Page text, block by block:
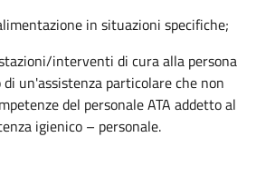
in situazioni specifiche;
interventi di cura alla persona
un'assistenza particolare che non
del personale ATA addetto al
igienico – personale.